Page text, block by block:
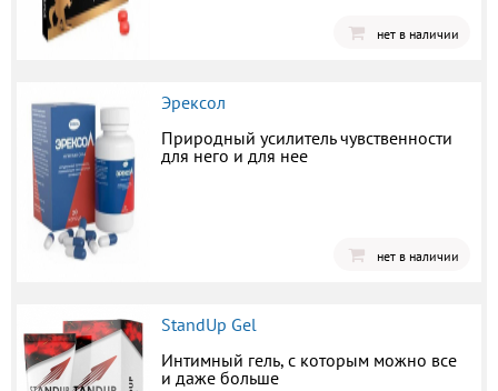
нет в наличии
Эрексол
Природный усилитель чувственности
для него и для нее
нет в наличии
StandUp Gel
Интимный гель, с которым можно все
и даже больше